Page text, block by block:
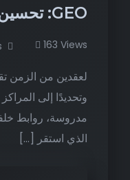
GEO: تحسين محركات البحث التوليدية… الدليل الشامل للجيل الجديد من السيو
163 Views
وتحديدًا إلى
مدروسة، روابط
الذي استقر […]